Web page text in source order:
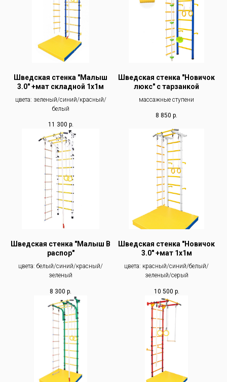
Шведская стенка "Малыш
3.0" +мат складной 1х1м
цвета: зеленый/синий/красный/
белый
11 300 р.
Шведская стенка "Новичок
люкс" с тарзанкой
массажные ступени
8 850 р.
Шведская стенка "Малыш В
распор"
цвета: белый/синий/красный/
зеленый
8 300 р.
Шведская стенка "Новичок
3.0" +мат 1х1м
цвета: красный/синий/белый/
зеленый/серый
10 500 р.